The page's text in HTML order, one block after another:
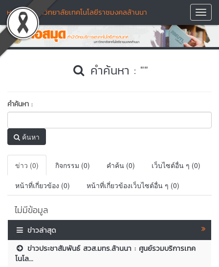
หอสมุด มหาวิทยาลัยเทคโนโลยีราชมงคลล้านนา
คำค้นหา : ""
คำค้นหา :
ค้นหา
ข่าว (0) กิจกรรม (0) คำค้น (0) เว็บไซต์อื่น ๆ (0)
หน้าที่เกี่ยวข้อง (0) หน้าที่เกี่ยวข้องเว็บไซต์อื่น ๆ (0)
ไม่มีข้อมูล
ข่าวล่าสุด
ข่าวประชาสัมพันธ์ สวส.มทร.ล้านนา : ศูนย์รวมบริการเทค
โนโล...